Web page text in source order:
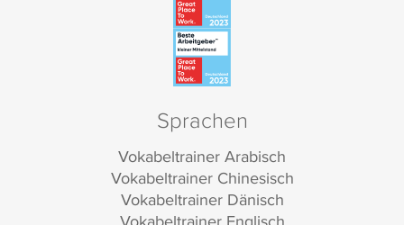
Sprachen
Vokabeltrainer Arabisch
Vokabeltrainer Chinesisch
Vokabeltrainer Dänisch